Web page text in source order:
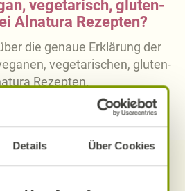
Details Über Cookies
vegetarisch, gluten-
Alnatura Rezepten?
die genaue Erklärung der
vegetarischen, gluten-
Rezepten.
weitere Rezepte